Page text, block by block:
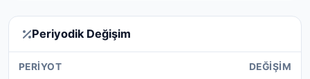
Periyodik Değişim
PERIYOT DEĞIŞIM